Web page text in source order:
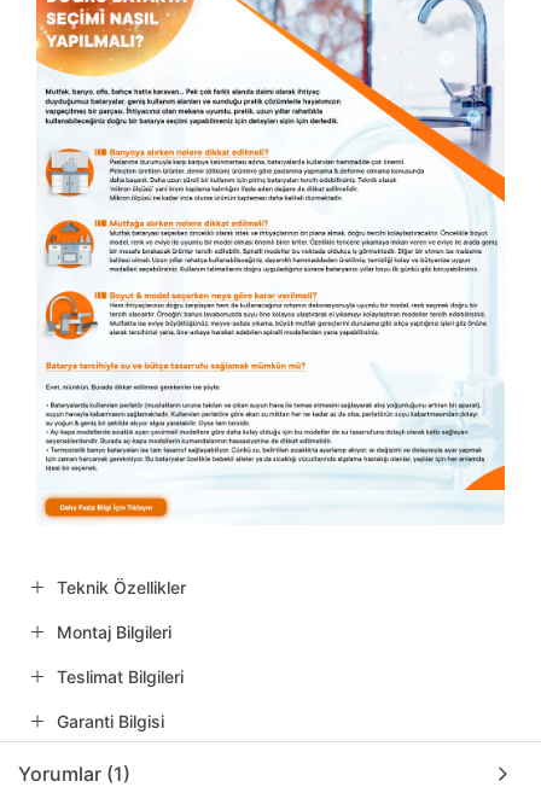
Teknik Özellikler
Montaj Bilgileri
Teslimat Bilgileri
Garanti Bilgisi
Yorumlar (1)